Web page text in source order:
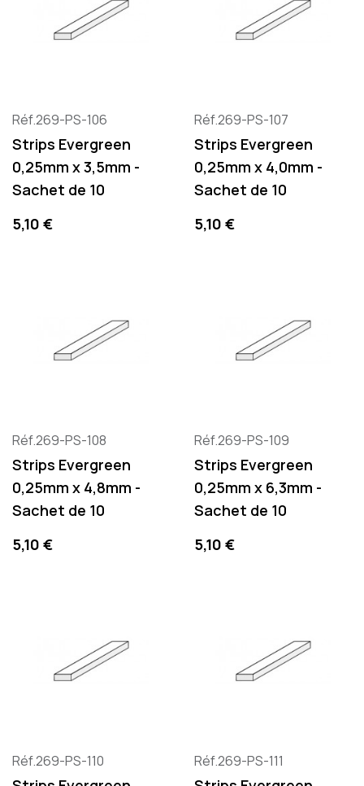
Réf.269-PS-106
Strips Evergreen
0,25mm x 3,5mm -
Sachet de 10
Precio
5,10 €
Réf.269-PS-107
Strips Evergreen
0,25mm x 4,0mm -
Sachet de 10
Precio
5,10 €
Réf.269-PS-108
Strips Evergreen
0,25mm x 4,8mm -
Sachet de 10
Precio
5,10 €
Réf.269-PS-109
Strips Evergreen
0,25mm x 6,3mm -
Sachet de 10
Precio
5,10 €
Réf.269-PS-110 Réf.269-PS-111